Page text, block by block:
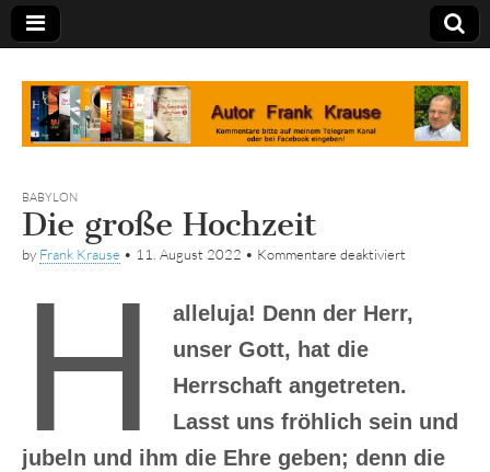
Tagebuch
BABYLON
Die große Hochzeit
by Frank Krause • 11. August 2022 • Kommentare deaktiviert
Hochzeit
H
alleluja! Denn der Herr,
unser Gott, hat die
Herrschaft angetreten.
Lasst uns fröhlich sein und
jubeln und ihm die Ehre geben; denn die